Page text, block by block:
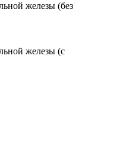
железы (без
железы (с